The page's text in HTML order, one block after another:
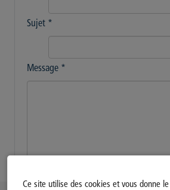
Ce site utilise des cookies et vous donne
Sujet *
Message *